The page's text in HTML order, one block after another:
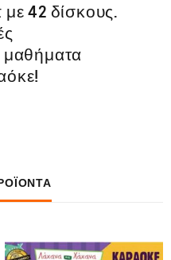
42 δίσκους.
μαθήματα